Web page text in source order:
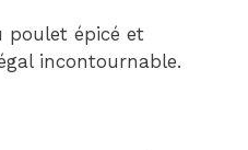
poulet épicé et
incontournable.